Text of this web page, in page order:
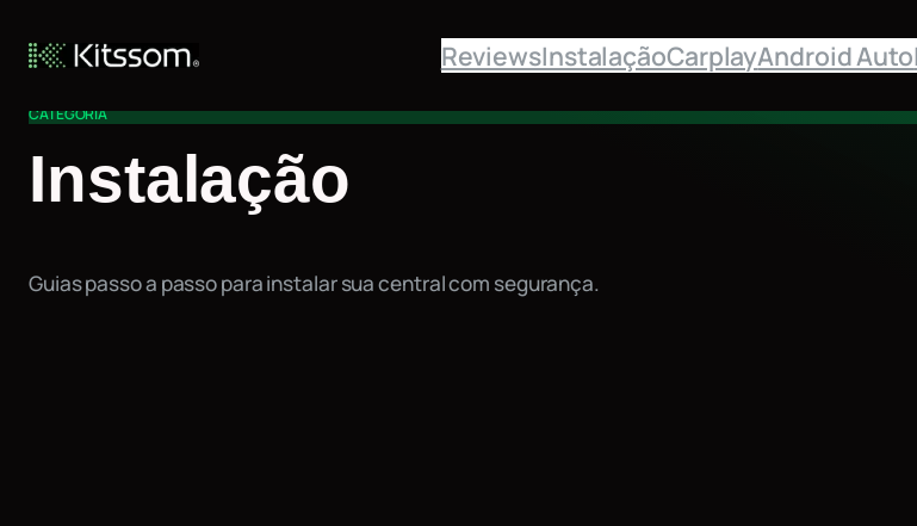
para
conteúdo
ReviewsInstalaçãoCarplayAndroid Auto
CATEGORIA
Instalação
Guias passo a passo para instalar sua central com segurança.